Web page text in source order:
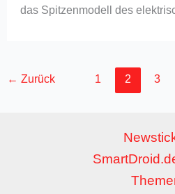
das Spitzenmodell des
← Zurück 1 2 3